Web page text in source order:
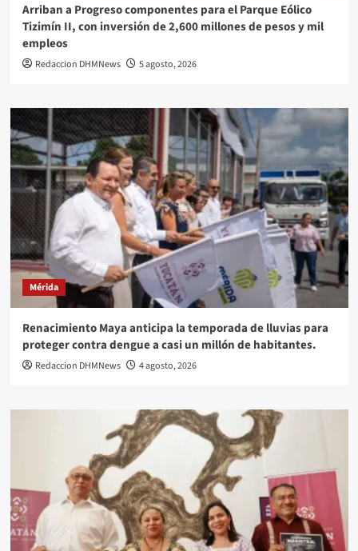
Arriban a Progreso componentes para el Parque Eólico
Tizimín II, con inversión de 2,600 millones de pesos y mil
empleos
Redaccion DHMNews 5 agosto, 2026
Mérida
Renacimiento Maya anticipa la temporada de lluvias para
proteger contra dengue a casi un millón de habitantes.
Redaccion DHMNews 4 agosto, 2026